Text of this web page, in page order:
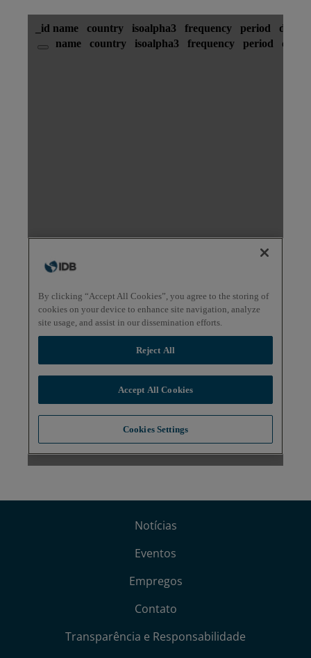
Notícias
Eventos
Empregos
Contato
Transparência e Responsabilidade